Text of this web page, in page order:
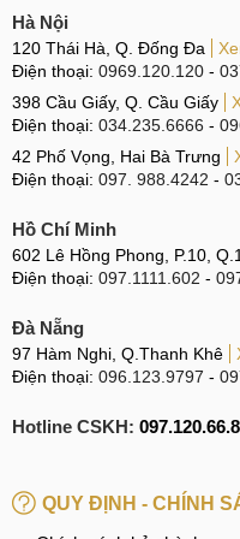
Điện thoại hiển thị
nhưng vẫn sập nguồn
Dấu hiệu
Có rất nhiều những
hư hỏng Pin trên thiết bị
MobileCity đã tổng hợp,
khảo để phòng tránh:
Viên Pin mà người
Người dùng
Hà Nội
120 Thái Hà, Q. Đống Đa
Điện thoại: 0969.120.120 -
398 Cầu Giấy, Q. Cầu Giấy
Điện thoại: 034.235.6666 -
42 Phố Vọng, Hai Bà Trưng
Điện thoại: 097. 988.4242 -
Hồ Chí Minh
602 Lê Hồng Phong, P.10,
Điện thoại: 097.1111.602 -
Đà Nẵng
97 Hàm Nghi, Q.Thanh Khê
Điện thoại: 096.123.9797 -
Hotline CSKH:
QUY ĐỊNH - CHÍNH